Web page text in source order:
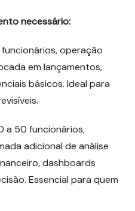
necessário:
operação
em lançamentos,
básicos. Ideal para
a 50 funcionários,
adicional de análise
dashboards
Essencial para quem